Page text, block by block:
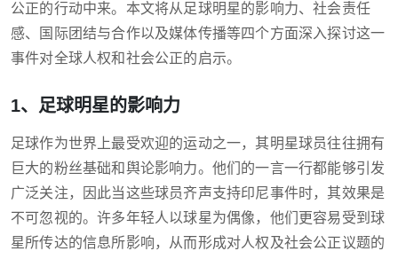
公正的行动中来。本文将从足球明星的影响力、社会责任
感、国际团结与合作以及媒体传播等四个方面深入探讨这一
事件对全球人权和社会公正的启示。
1、足球明星的影响力
足球作为世界上最受欢迎的运动之一，其明星球员往往拥有
巨大的粉丝基础和舆论影响力。他们的一言一行都能够引发
广泛关注，因此当这些球员齐声支持印尼事件时，其效果是
不可忽视的。许多年轻人以球星为偶像，他们更容易受到球
星所传达的信息所影响，从而形成对人权及社会公正议题的